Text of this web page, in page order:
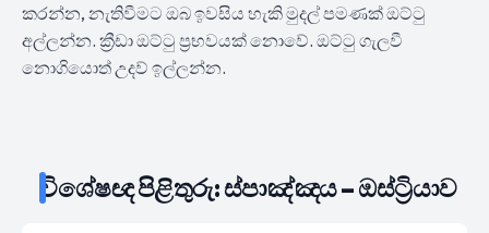
කරන්න, නැතිවීමට ඔබ ඉවසිය හැකි මුදල් පමණක් ඔට්ටු
අල්ලන්න. ක්‍රීඩා ඔට්ටු ප්‍රභවයක් නොවේ. ඔට්ටු ගැලවී
නොගියොත් උදව් ඉල්ලන්න.
විශේෂඥ පිළිතුරු: ස්පාඤ්ඤය – ඔස්ට්‍රියාව